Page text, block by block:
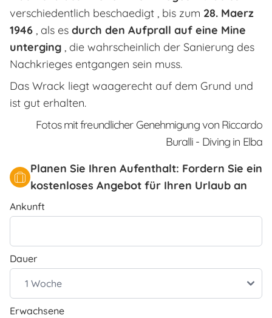
verschiedentlich beschaedigt , bis zum 28. Maerz
1946 , als es durch den Aufprall auf eine Mine
unterging , die wahrscheinlich der Sanierung des
Nachkrieges entgangen sein muss.
Das Wrack liegt waagerecht auf dem Grund und
ist gut erhalten.
Fotos mit freundlicher Genehmigung von Riccardo
Buralli - Diving in Elba
Planen Sie Ihren Aufenthalt: Fordern Sie ein
kostenloses Angebot für Ihren Urlaub an
Ankunft
Dauer
Erwachsene